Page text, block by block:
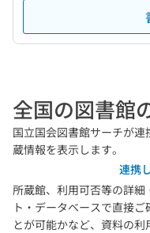
全国の図書館
国立国会図書館サーチが
蔵情報を表示します。
連携
所蔵館、利用可否等の詳
ト・データベースで直接
とが可能かなど、資料の